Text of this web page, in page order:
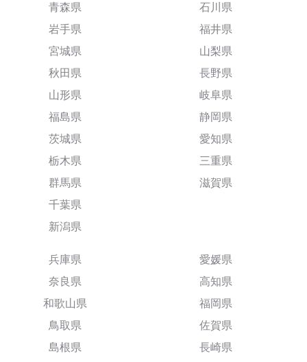
青森県
岩手県
宮城県
秋田県
山形県
福島県
茨城県
栃木県
群馬県
千葉県
新潟県
石川県
福井県
山梨県
長野県
岐阜県
静岡県
愛知県
三重県
滋賀県
兵庫県
奈良県
和歌山県
鳥取県
島根県
愛媛県
高知県
福岡県
佐賀県
長崎県